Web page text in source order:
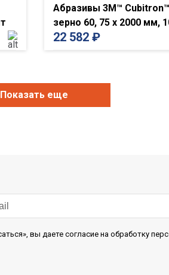
Абразивы 3M™
зерно 60, 75 x 2000 мм,
22 582 ₽
Показать еще
вы даете согласие на обработку